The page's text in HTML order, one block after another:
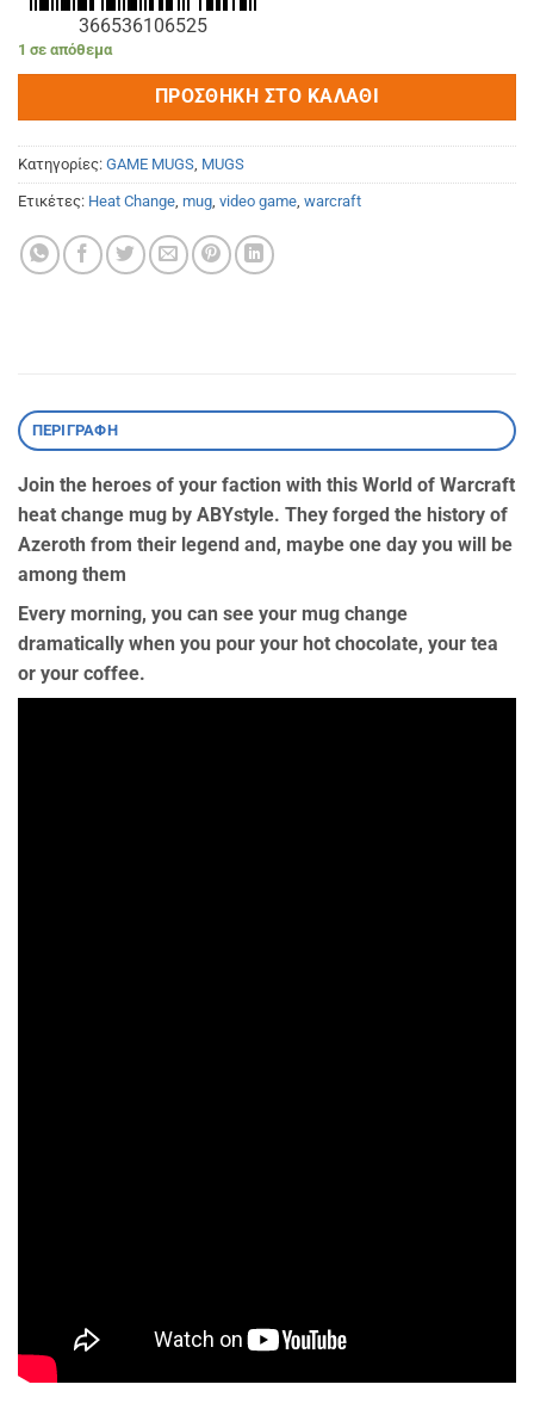
366536106525
1 σε απόθεμα
ΠΡΟΣΘΉΚΗ ΣΤΟ ΚΑΛΆΘΙ
Κατηγορίες: GAME MUGS, MUGS
Ετικέτες: Heat Change, mug, video game, warcraft
ΠΕΡΙΓΡΑΦΉ
Join the heroes of your faction with this World of Warcraft
heat change mug by ABYstyle. They forged the history of
Azeroth from their legend and, maybe one day you will be
among them
Every morning, you can see your mug change
dramatically when you pour your hot chocolate, your tea
or your coffee.